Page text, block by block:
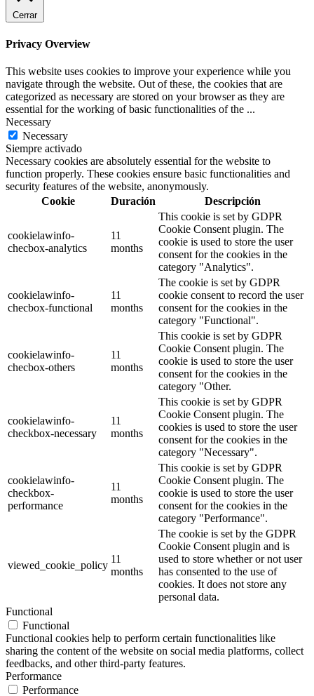
Cerrar
Privacy Overview
This website uses cookies to improve your experience while you
navigate through the website. Out of these, the cookies that are
categorized as necessary are stored on your browser as they are
essential for the working of basic functionalities of the ...
Necessary
Necessary
Siempre activado
Necessary cookies are absolutely essential for the website to
function properly. These cookies ensure basic functionalities and
security features of the website, anonymously.
Cookie
Duración Descripción
cookielawinfo-
checbox-analytics
11
months
This cookie is set by GDPR
Cookie Consent plugin. The
cookie is used to store the user
consent for the cookies in the
category "Analytics".
cookielawinfo-
checbox-functional
11
months
The cookie is set by GDPR
cookie consent to record the user
consent for the cookies in the
category "Functional".
cookielawinfo-
checbox-others
11
months
This cookie is set by GDPR
Cookie Consent plugin. The
cookie is used to store the user
consent for the cookies in the
category "Other.
cookielawinfo-
checkbox-necessary
11
months
This cookie is set by GDPR
Cookie Consent plugin. The
cookies is used to store the user
consent for the cookies in the
category "Necessary".
cookielawinfo-
checkbox-
performance
11
months
This cookie is set by GDPR
Cookie Consent plugin. The
cookie is used to store the user
consent for the cookies in the
category "Performance".
viewed_cookie_policy
11
months
The cookie is set by the GDPR
Cookie Consent plugin and is
used to store whether or not user
has consented to the use of
cookies. It does not store any
personal data.
Functional
Functional
Functional cookies help to perform certain functionalities like
sharing the content of the website on social media platforms, collect
feedbacks, and other third-party features.
Performance
Performance